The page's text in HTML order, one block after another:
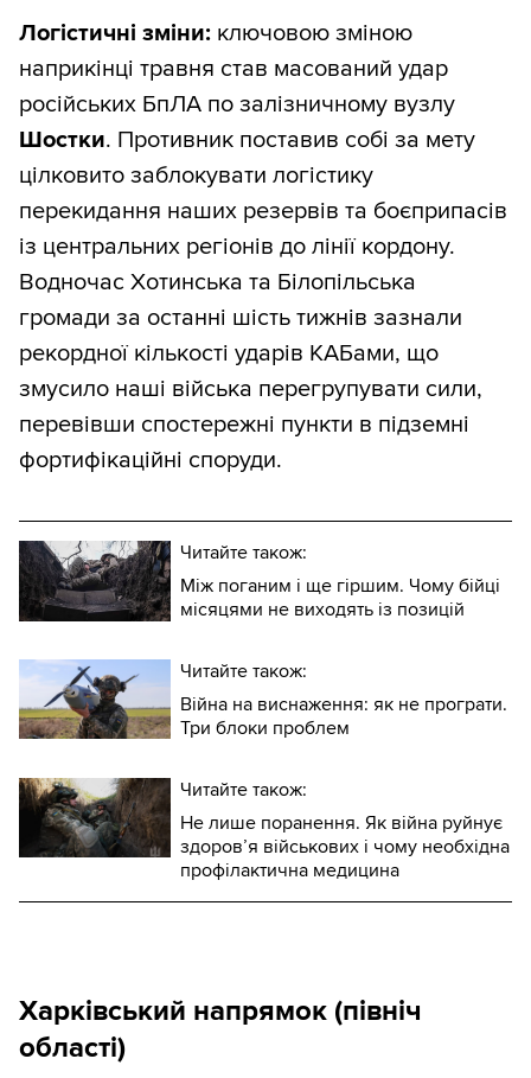
березень — травень 2026-го —
покращення.
Ми розглядали різні варіанти графіка,
зокрема такий, коли зверху й знизу йдуть
сумарні втрати росіян і сумарні втрати
територій. Такий графік гірше показує
тенденцію, тому що треба порівнювати
два нахили, а не один. Ще один варіант —
показувати зверху й знизу згладжені
графіки швидкості втрат території проти
втрати особового складу ворога. Однак
ми зупинилися на тому варіанті, який ви
Логістичні зміни: ключовою зміною
наприкінці травня став масований удар
російських БпЛА по залізничному вузлу
Шостки. Противник поставив собі за мету
цілковито заблокувати логістику
перекидання наших резервів та боєприпасів
із центральних регіонів до лінії кордону.
Водночас Хотинська та Білопільська
громади за останні шість тижнів зазнали
рекордної кількості ударів КАБами, що
змусило наші війська перегрупувати сили,
перевівши спостережні пункти в підземні
фортифікаційні споруди.
Читайте також:
Між поганим і ще гіршим. Чому бійці
місяцями не виходять із позицій
Читайте також:
Війна на виснаження: як не програти.
Три блоки проблем
Читайте також:
Не лише поранення. Як війна руйнує
здоров’я військових і чому необхідна
профілактична медицина
Харківський напрямок (північ
області)